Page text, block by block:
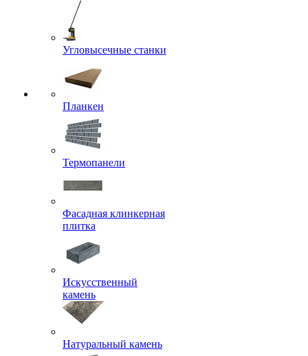
Угловысечные станки
Планкен
Термопанели
Фасадная клинкерная
плитка
Искусственный
камень
Натуральный камень